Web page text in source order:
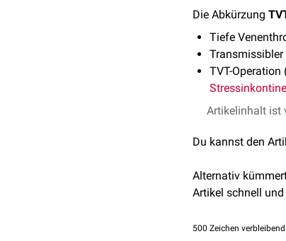
Die Abkürzung
Tiefe
Transmissibler
TVT-Operation
Artikelinhalt ist
Du kannst den
Alternativ
Artikel schnell
500 Zeichen